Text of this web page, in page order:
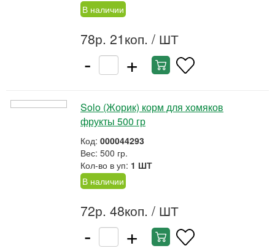
В наличии
78р. 21коп. / ШТ
- +
Solo (Жорик) корм для хомяков
фрукты 500 гр
Код: 000044293
Вес: 500 гр.
Кол-во в уп: 1 ШТ
В наличии
72р. 48коп. / ШТ
- +